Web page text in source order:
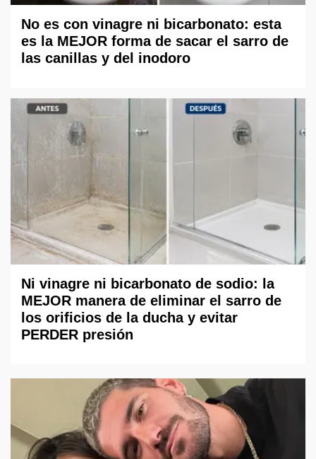
No es con vinagre ni bicarbonato: esta
es la MEJOR forma de sacar el sarro de
las canillas y del inodoro
Ni vinagre ni bicarbonato de sodio: la
MEJOR manera de eliminar el sarro de
los orificios de la ducha y evitar
PERDER presión